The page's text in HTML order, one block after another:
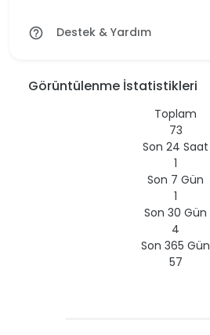
help_outline Destek & Yardım
Görüntülenme İstatistikleri
Toplam
73
Son 24 Saat
1
Son 7 Gün
1
Son 30 Gün
4
Son 365 Gün
57